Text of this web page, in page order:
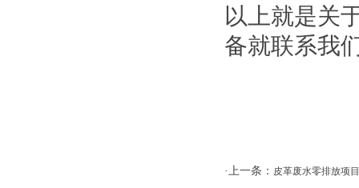
以上就是关
备就联系我
·上一条： 皮革废水零排放项